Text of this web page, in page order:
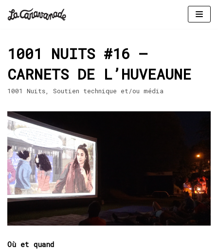
contenu
1001 NUITS #16 –
CARNETS DE L’HUVEAUNE
1001 Nuits Soutien technique et/ou média
Où et quand